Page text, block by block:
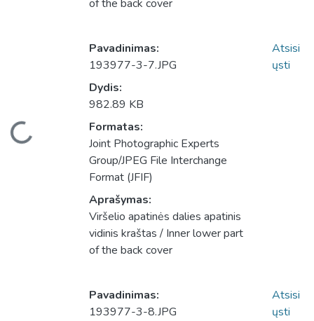
of the back cover
Pavadinimas:
193977-3-7.JPG
Dydis:
982.89 KB
Formatas:
Joint Photographic Experts
Group/JPEG File Interchange
Format (JFIF)
Aprašymas:
Viršelio apatinės dalies apatinis
vidinis kraštas / Inner lower part
of the back cover
Atsisi
ųsti
Pavadinimas:
193977-3-8.JPG
Atsisi
ųsti